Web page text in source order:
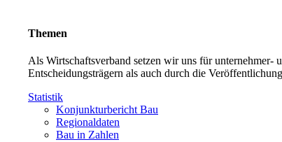
Themen
Als Wirtschaftsverband setzen wir uns für
Entscheidungsträgern als auch durch die
Statistik
Konjunkturbericht Bau
Regionaldaten
Bau in Zahlen